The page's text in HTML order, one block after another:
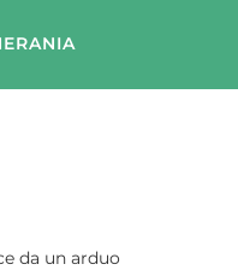
da un arduo